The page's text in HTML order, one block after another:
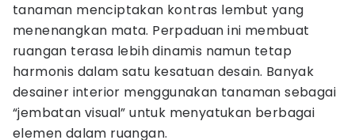
tanaman menciptakan kontras lembut yang
menenangkan mata. Perpaduan ini membuat
ruangan terasa lebih dinamis namun tetap
harmonis dalam satu kesatuan desain. Banyak
desainer interior menggunakan tanaman sebagai
“jembatan visual” untuk menyatukan berbagai
elemen dalam ruangan.